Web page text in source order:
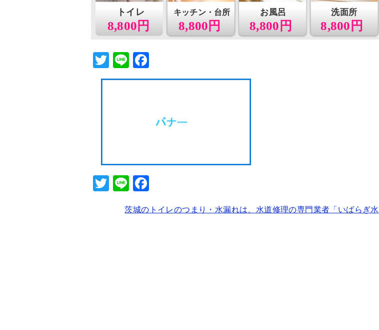
8,800円
トイレ
8,800円
キッチン・台所 お風呂
8,800円
洗面所
8,800円
T
wi
Li
n a
b
T
Li
e c
茨城のトイレのつまり・水漏れは、水道修理の専門業者「いばらぎ水